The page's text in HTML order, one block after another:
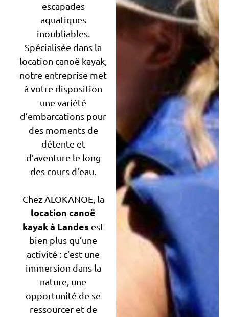
escapades
aquatiques
inoubliables.
Spécialisée dans la
location canoë kayak,
notre entreprise met
à votre disposition
une variété
d’embarcations pour
des moments de
détente et
d’aventure le long
des cours d’eau.
Chez ALOKANOE, la
location canoë
kayakà Landes est
bien plus qu’une
activité : c’est une
immersion dans la
nature, une
opportunité de se
ressourcer et de